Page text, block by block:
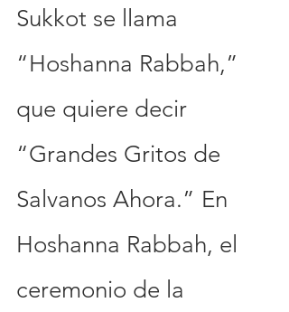
Sukkot se llama
“Hoshanna Rabbah,”
que quiere decir
“Grandes Gritos de
Salvanos Ahora.” En
Hoshanna Rabbah, el
ceremonio de la